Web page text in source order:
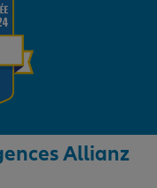
Allianz